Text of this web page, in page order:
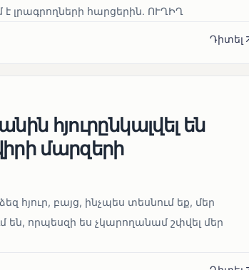
լրագրողների հարցերին․ ՈՒՂԻՂ
Դիտել
հյուրընկալվել են
մարզերի
հյուր, բայց, ինչպես տեսնում եք, մեր
են, որպեսզի ես չկարողանամ շփվել մեր